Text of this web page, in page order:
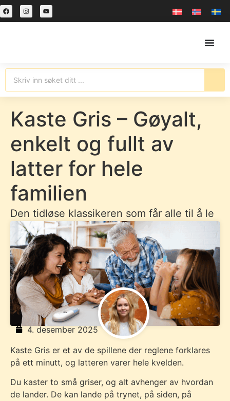
Kaste Gris – Gøyalt,
enkelt og fullt av
latter for hele
familien
Den tidløse klassikeren som får alle til å le
4. desember 2025
Kaste Gris er et av de spillene der reglene forklares
på ett minutt, og latteren varer hele kvelden.
Du kaster to små griser, og alt avhenger av hvordan
de lander. De kan lande på trynet, på siden, på